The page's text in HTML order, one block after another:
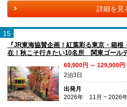
詳細を見
15
『JR東海協賛企画！紅葉彩る東京・箱
在！秋こそ行きたい10名所 関東ゴール
69,900円 ～ 129,900円
2泊3日
出発月
2026年 11月 ~ 2026